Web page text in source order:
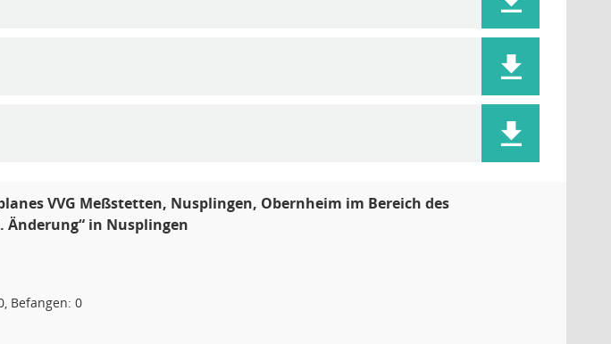
VVG Meßstetten, Nusplingen, Obernheim im Bereich des
Änderung“ in Nusplingen
Befangen: 0